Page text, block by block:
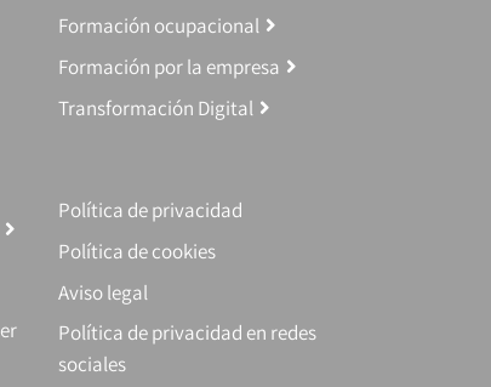
Formación ocupacional
Formación por la empresa
Transformación Digital
Política de privacidad
Política de cookies
Aviso legal
Política de privacidad en redes
sociales